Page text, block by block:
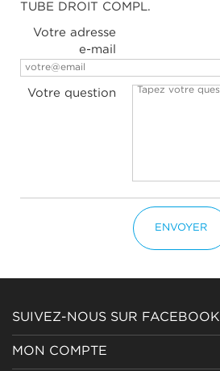
TUBE DROIT COMPL.
Votre adresse
e-mail
Votre question
ENVOYER
SUIVEZ-NOUS SUR FACEBOOK
MON COMPTE